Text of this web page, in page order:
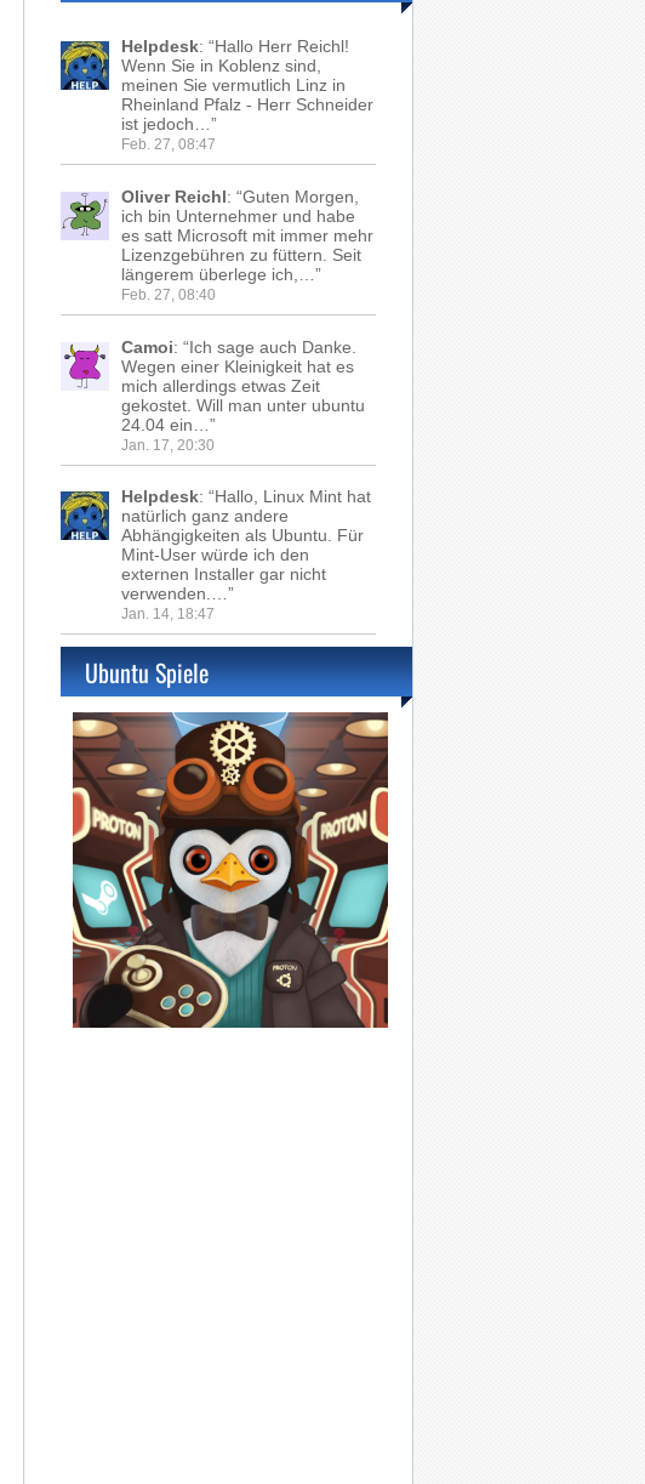
Helpdesk: “Hallo Herr Reichl!
Wenn Sie in Koblenz sind,
meinen Sie vermutlich Linz in
Rheinland Pfalz - Herr Schneider
ist jedoch… ”
Feb. 27, 08:47
Oliver Reichl: “Guten Morgen,
ich bin Unternehmer und habe
es satt Microsoft mit immer mehr
Lizenzgebühren zu füttern. Seit
längerem überlege ich,… ”
Feb. 27, 08:40
Camoi: “Ich sage auch Danke.
Wegen einer Kleinigkeit hat es
mich allerdings etwas Zeit
gekostet. Will man unter ubuntu
24.04 ein… ”
Jan. 17, 20:30
Helpdesk: “Hallo, Linux Mint hat
natürlich ganz andere
Abhängigkeiten als Ubuntu. Für
Mint-User würde ich den
externen Installer gar nicht
verwenden.…”
Jan. 14, 18:47
Ubuntu Spiele